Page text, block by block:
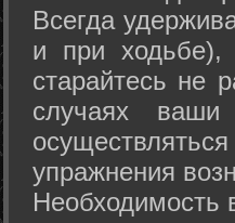
Всегда
и при
старайтесь не
случаях
упражнения
Необходимость